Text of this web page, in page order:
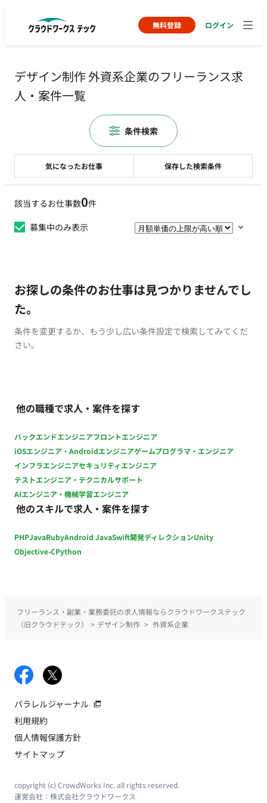
無料登録 ログイン
デザイン制作 外資系企業のフリーランス求
人・案件一覧
該当するお仕事数0件
募集中のみ表示
お探しの条件のお仕事は見つかりませんでし
た。
条件を変更するか、もう少し広い条件設定で検索してみてくだ
さい。
他の職種で求人・案件を探す
バックエンドエンジニアフロントエンジニア
iOSエンジニア・Androidエンジニアゲームプログラマ・エンジニア
インフラエンジニアセキュリティエンジニア
テストエンジニア・テクニカルサポート
AIエンジニア・機械学習エンジニア
他のスキルで求人・案件を探す
PHPJavaRubyAndroid JavaSwift開発ディレクションUnity
Objective-CPython
気になったお仕事 保存した検索条件
条件検索
フリーランス・副業・業務委託の求人情報ならクラウドワークステック
（旧クラウドテック）
> デザイン制作 > 外資系企業
パラレルジャーナル
利用規約
個人情報保護方針
サイトマップ
copyright (c) CrowdWorks Inc. all rights reserved.
運営会社： 株式会社クラウドワークス